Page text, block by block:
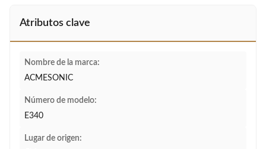
Atributos clave
Nombre de la marca:
ACMESONIC
Número de modelo:
E340
Lugar de origen: